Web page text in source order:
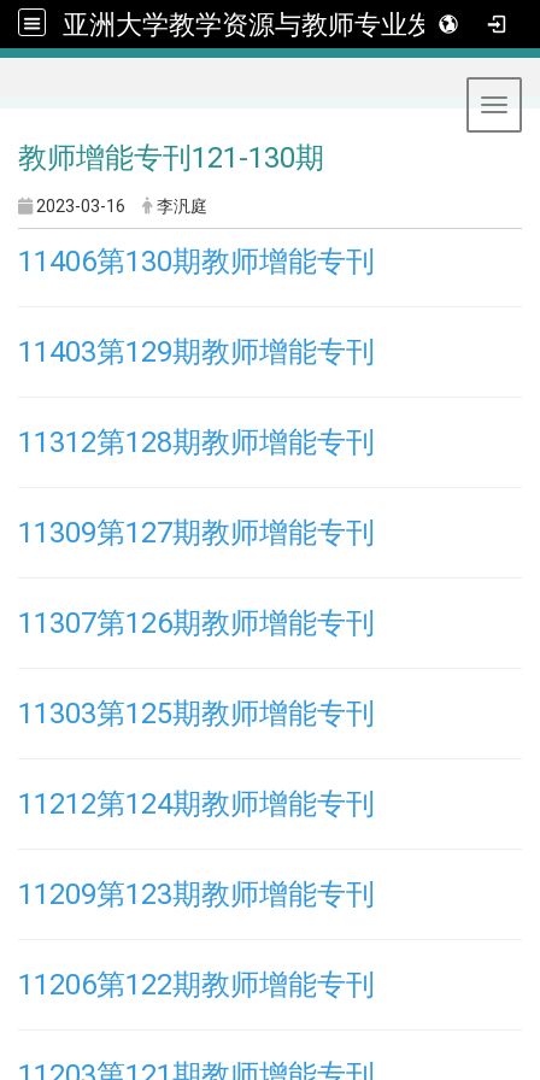
亚洲大学教学资源与教师专业发展中心
教师增能专刊121-130期
2023-03-16 李汎庭
11406第130期教师增能专刊
11403第129期教师增能专刊
11312第128期教师增能专刊
11309第127期教师增能专刊
11307第126期教师增能专刊
11303第125期教师增能专刊
11212第124期教师增能专刊
11209第123期教师增能专刊
11206第122期教师增能专刊